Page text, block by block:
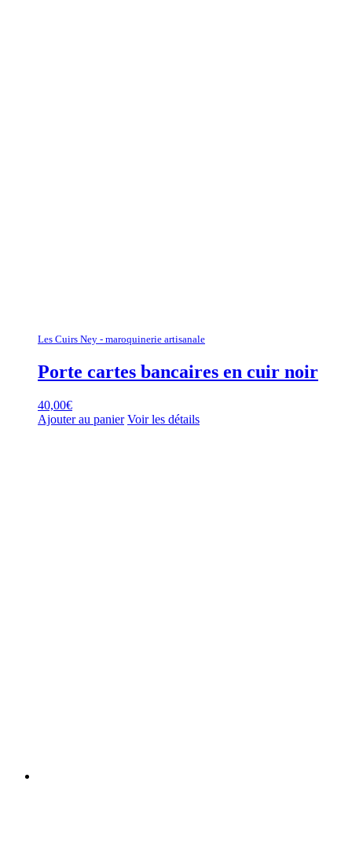
Les Cuirs Ney - maroquinerie artisanale
Porte cartes bancaires en cuir noir
40,00€
Ajouter au panier Voir les détails